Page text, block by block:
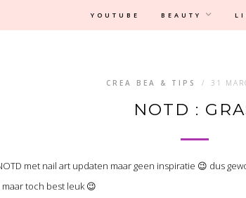
YOUTUBE BEAUTY
CREA BEA & TIPS / 31
NOTD :
met nail art updaten maar geen inspiratie 😉 dus
maar toch best leuk 😉